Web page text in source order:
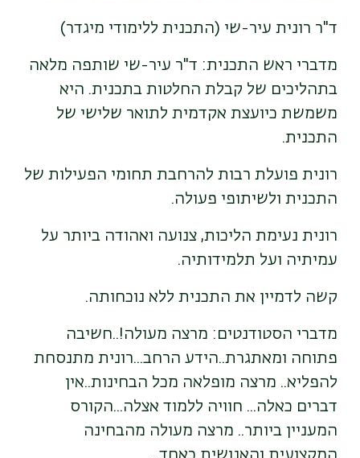
ד"ר רונית עיר-שי (התכנית ללימודי מיגדר)
מדברי ראש התכנית: ד"ר עיר-שי שותפה מלאה
בתהליכים של קבלת החלטות בתכנית. היא
משמשת כיועצת אקדמית לתואר שלישי של
התכנית.
רונית פועלת רבות להרחבת תחומי הפעילות של
התכנית ולשיתופי פעולה.
רונית נעימת הליכות, צנועה ואהודה ביותר על
עמיתיה ועל תלמידותיה.
קשה לדמיין את התכנית ללא נוכחותה.
מדברי הסטודנטים: מרצה מעולה!..חשיבה
פתוחה ומאתגרת..הידע הרחב...רונית מתנסחת
להפליא.. מרצה מופלאה מכל הבחינות..אין
דברים כאלה... חוויה ללמוד אצלה...הקורס
המעניין ביותר.. מרצה מעולה מהבחינה
המקצועית והאנושית כאחד..